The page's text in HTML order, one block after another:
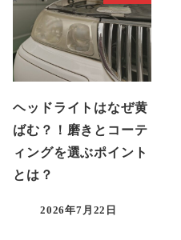
ヘッドライトはなぜ黄
ばむ？！磨きとコーテ
ィングを選ぶポイント
とは？
投稿日
2026年7月22日